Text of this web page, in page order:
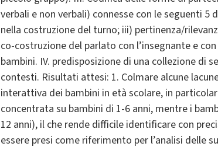
verbali e non verbali) connesse con le seguenti
nella costruzione del turno; iii) pertinenza/
co-costruzione del parlato con l’insegnante e
bambini. IV. predisposizione di una collezione di
contesti. Risultati attesi: 1. Colmare alcune
interattiva dei bambini in età scolare, in
concentrata su bambini di 1-6 anni, mentre i
12 anni), il che rende difficile identificare con
essere presi come riferimento per l’analisi delle